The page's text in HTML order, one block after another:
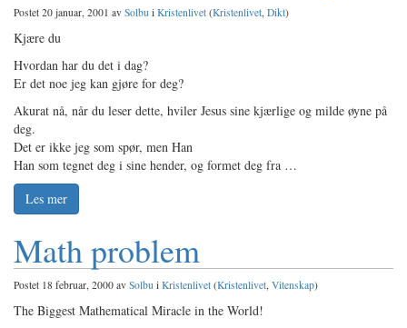
Postet 20 januar, 2001 av Solbu i Kristenlivet (Kristenlivet, Dikt)
Kjære du
Hvordan har du det i dag?
Er det noe jeg kan gjøre for deg?
Akurat nå, når du leser dette, hviler Jesus sine kjærlige og milde øyne på
deg.
Det er ikke jeg som spør, men Han
Han som tegnet deg i sine hender, og formet deg fra …
Les mer
Math problem
Postet 18 februar, 2000 av Solbu i Kristenlivet (Kristenlivet, Vitenskap)
The Biggest Mathematical Miracle in the World!